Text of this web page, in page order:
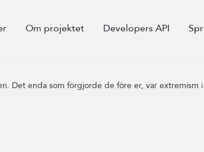
Om projektet Developers API
Det enda som förgjorde de före er, var extremism